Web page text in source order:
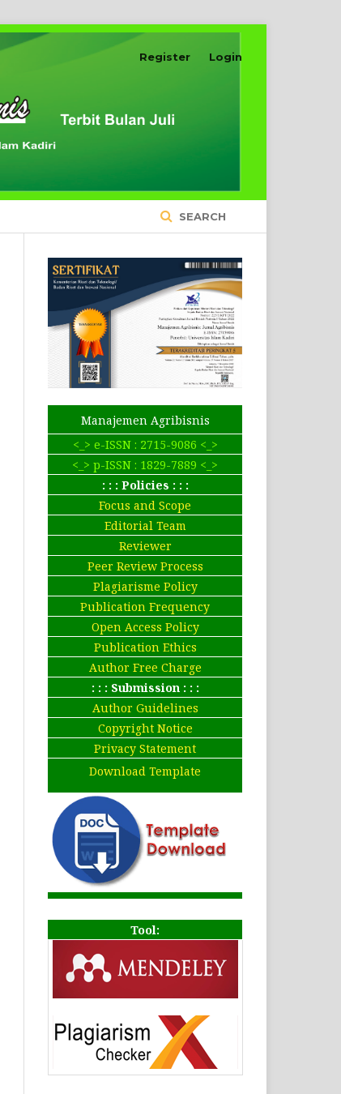
SEARCH
Register Login
Manajemen Agribisnis
<_> e-ISSN : 2715-9086 <_>
<_> p-ISSN : 1829-7889 <_>
: : : Policies : : :
Focus and Scope
Editorial Team
Reviewer
Peer Review Process
Plagiarisme Policy
Publication Frequency
Open Access Policy
Publication Ethics
Author Free Charge
: : : Submission : : :
Author Guidelines
Copyright Notice
Privacy Statement
Download Template
Tool: